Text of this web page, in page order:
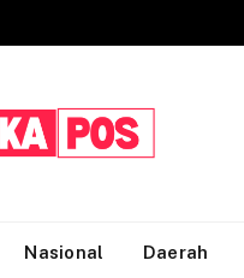
Nasional Daerah